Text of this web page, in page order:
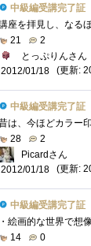
中級編受講完了証 板
21
2
とっぷりんさん
2012/01/18
(更新:
中級編受講完了証 板
28
2
Picardさん
2012/01/18
(更新:
中級編受講完了証 板
14
0